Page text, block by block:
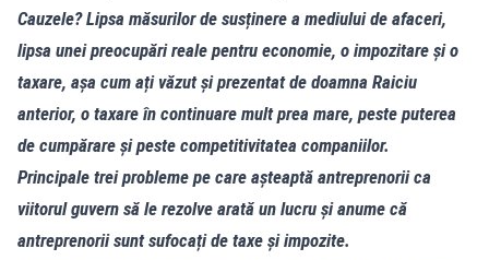
Cauzele? Lipsa măsurilor de susținere a mediului de afaceri,
lipsa unei preocupări reale pentru economie, o impozitare și o
taxare, așa cum ați văzut și prezentat de doamna Raiciu
anterior, o taxare în continuare mult prea mare, peste puterea
de cumpărare și peste competitivitatea companiilor.
Principale trei probleme pe care așteaptă antreprenorii ca
viitorul guvern să le rezolve arată un lucru și anume că
antreprenorii sunt sufocați de taxe și impozite.